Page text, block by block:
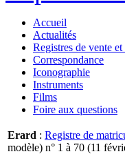
Accueil
Actualités
Registres de vente
Correspondance
Iconographie
Instruments
Films
Foire aux questions
Erard : Registre de
modèle) n° 1 à 70 (11